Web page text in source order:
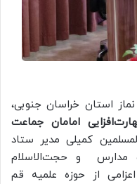
استان خراسان جنوبی،
امامان جماعت
کمیلی مدیر ستاد
مدارس و حجت‌الاسلام
اعزامی از حوزه علمیه قم